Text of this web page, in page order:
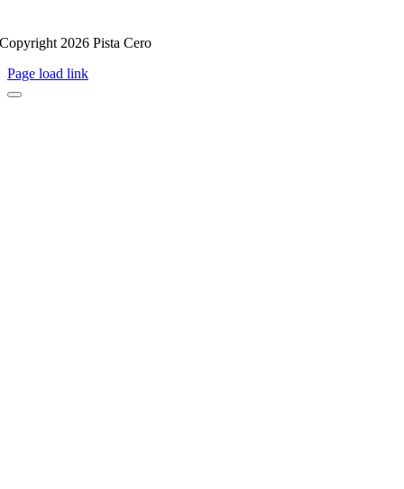
Copyright 2026 Pista Cero
Page load link